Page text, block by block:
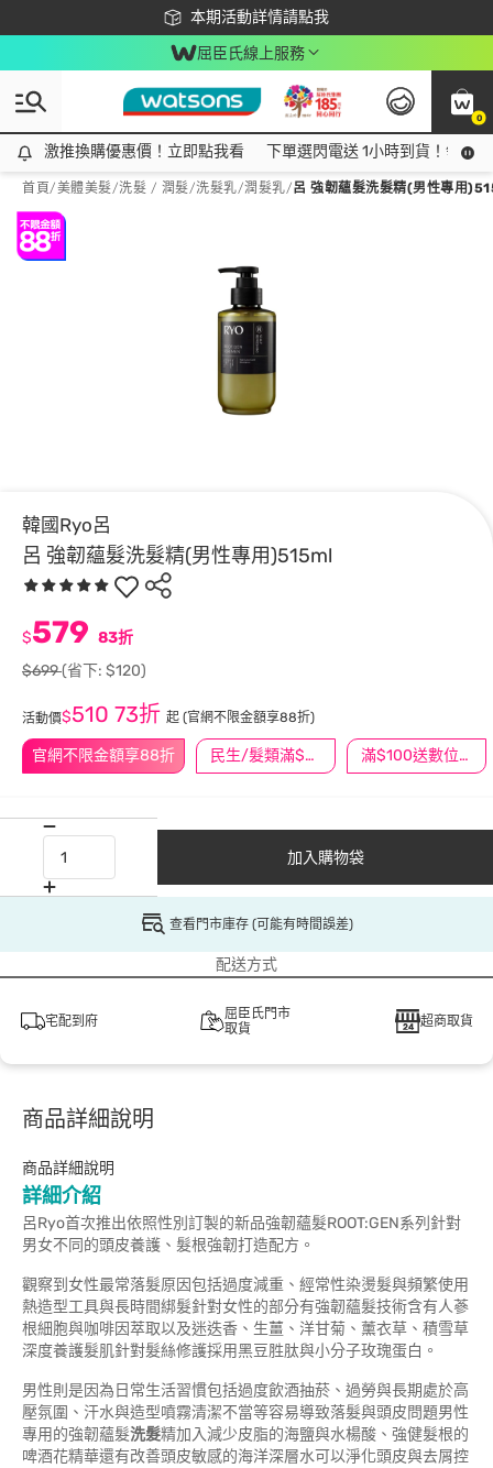
本期活動詳情請點我
下載app最高回饋$350
屈臣氏線上服務
0
激推換購優惠價！立即點我看
激推換購優惠價！立即點我看 下單選閃電送 1小時到貨！領神
首頁/美體美髮/洗髮 / 潤髮/洗髮乳/潤髮乳/呂 強韌蘊髮洗髮精(男性專用
韓國Ryo呂
呂 強韌蘊髮洗髮精(男性專用)515ml
官網不限金額享88折 民生/髮類滿$388送舒潔冰巾 滿$100送數位印花
$579 83折
$699(省下: $120)
活動價$510 73折 起 (官網不限金額享88折)
加入購物袋
查看門市庫存 (可能有時間誤差)
配送方式
宅配到府
屈臣氏門市
取貨
超商取貨
商品詳細說明
商品詳細說明
詳細介紹
呂Ryo首次推出依照性別訂製的新品強韌蘊髮ROOT:GEN系列針對
男女不同的頭皮養護、髮根強韌打造配方。
觀察到女性最常落髮原因包括過度減重、經常性染燙髮與頻繁使用
熱造型工具與長時間綁髮針對女性的部分有強韌蘊髮技術含有人蔘
根細胞與咖啡因萃取以及迷迭香、生薑、洋甘菊、薰衣草、積雪草
深度養護髮肌針對髮絲修護採用黑豆胜肽與小分子玫瑰蛋白。
男性則是因為日常生活習慣包括過度飲酒抽菸、過勞與長期處於高
壓氛圍、汗水與造型噴霧清潔不當等容易導致落髮與頭皮問題男性
專用的強韌蘊髮洗髮精加入減少皮脂的海鹽與水楊酸、強健髮根的
啤酒花精華還有改善頭皮敏感的海洋深層水可以淨化頭皮與去屑控